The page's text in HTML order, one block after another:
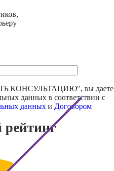
КОНСУЛЬТАЦИЮ", вы даете
данных в соответствии с
данных и Договором
рейтинг